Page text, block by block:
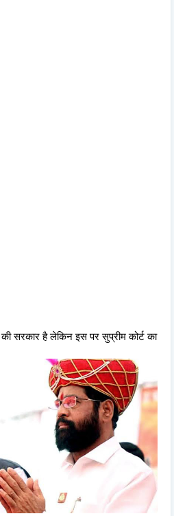
की सरकार है लेकिन इस पर सुप्रीम कोर्ट का